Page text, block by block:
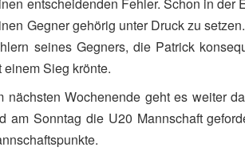
entscheidenden Fehler. Schon in der
Gegner gehörig unter Druck zu
seines Gegners, die Patrick
einem Sieg krönte.
nächsten Wochenende geht es weiter
am Sonntag die U20 Mannschaft